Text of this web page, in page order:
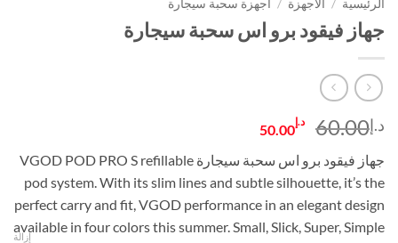
الرئيسية / الأجهزة / أجهزة سحبة سيجارة
جهاز فيقود برو اس سحبة سيجارة
د.إ60.00 السعر
هو:
د.إ60.00.
د.إ50.00
هو:
د.إ50.00.
جهاز فيقود برو اس سحبة سيجارة VGOD POD PRO S refillable
pod system. With its slim lines and subtle silhouette, it’s the
perfect carry and fit, VGOD performance in an elegant design
available in four colors this summer. Small, Slick, Super, Simple
إزالة